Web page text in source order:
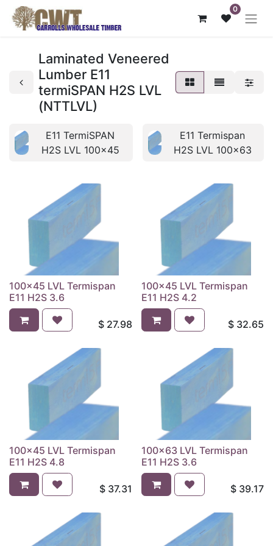
0
Laminated Veneered
Lumber E11
termiSPAN H2S LVL
(NTTLVL)
E11 TermiSPAN
H2S LVL 100x45
E11 Termispan
H2S LVL 100x63
100x45 LVL Termispan
E11 H2S 3.6
$ 27.98
100x45 LVL Termispan
E11 H2S 4.2
$ 32.65
100x45 LVL Termispan
E11 H2S 4.8
$ 37.31
100x63 LVL Termispan
E11 H2S 3.6
$ 39.17